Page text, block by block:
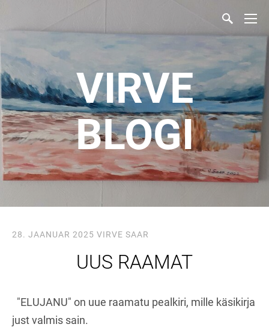
VIRVE
BLOGI
28. JAANUAR 2025 VIRVE SAAR
UUS RAAMAT
"ELUJANU" on uue raamatu pealkiri, mille käsikirja
just valmis sain.